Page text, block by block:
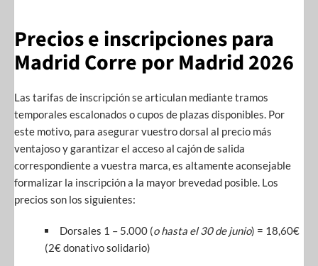
Precios e inscripciones para
Madrid Corre por Madrid 2026
Las tarifas de inscripción se articulan mediante tramos
temporales escalonados o cupos de plazas disponibles. Por
este motivo, para asegurar vuestro dorsal al precio más
ventajoso y garantizar el acceso al cajón de salida
correspondiente a vuestra marca, es altamente aconsejable
formalizar la inscripción a la mayor brevedad posible. Los
precios son los siguientes:
Dorsales 1 – 5.000 (o hasta el 30 de junio) = 18,60€
(2€ donativo solidario)